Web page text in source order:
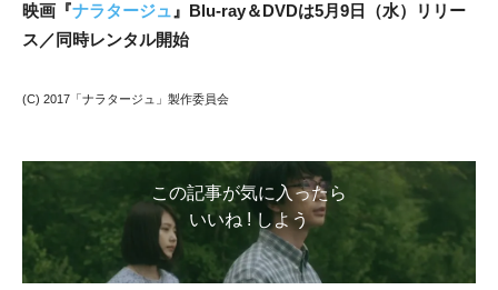
映画『ナラタージュ 』Blu-ray＆DVDは5月9日（水）リリー
ス／同時レンタル開始
(C) 2017「ナラタージュ」製作委員会
この記事が気に入ったら
いいね ! しよう